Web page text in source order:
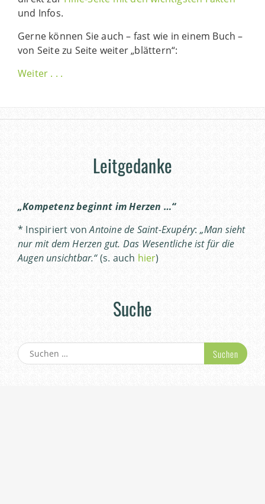
und Infos.
Gerne können Sie auch – fast wie in einem Buch –
von Seite zu Seite weiter „blättern“:
Weiter . . .
Leitgedanke
„Kompetenz beginnt im Herzen …“
* Inspiriert vonAntoine de Saint-Exupéry: „Man sieht
nur mit dem Herzen gut. Das Wesentliche ist für die
Augen unsichtbar.“(s. auch hier)
Suche
Suchen
nach: